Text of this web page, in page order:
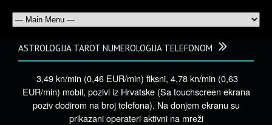
ASTROLOGIJA TAROT NUMEROLOGIJA TELEFONOM
3,49 kn/min (0,46 EUR/min) fiksni, 4,78 kn/min (0,63
EUR/min) mobil, pozivi iz Hrvatske (Sa touchscreen ekrana
poziv dodirom na broj telefona). Na donjem ekranu su
prikazani operateri aktivni na mreži